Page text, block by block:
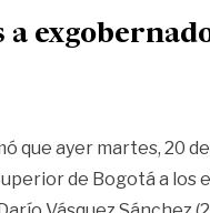
que ayer martes, 20
de Bogotá a los